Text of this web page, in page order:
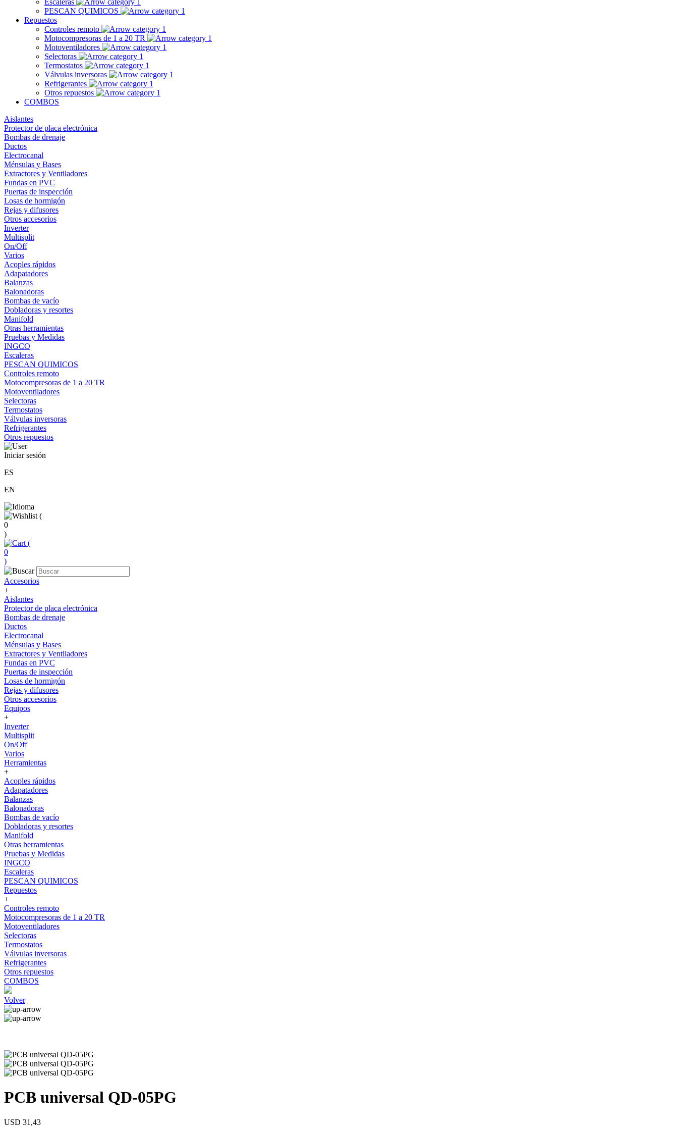
Escaleras
PESCAN QUIMICOS
Repuestos
Controles remoto
Motocompresoras de 1 a 20 TR
Motoventiladores
Selectoras
Termostatos
Válvulas inversoras
Refrigerantes
Otros repuestos
COMBOS
Aislantes
Protector de placa electrónica
Bombas de drenaje
Ductos
Electrocanal
Ménsulas y Bases
Extractores y Ventiladores
Fundas en PVC
Puertas de inspección
Losas de hormigón
Rejas y difusores
Otros accesorios
Inverter
Multisplit
On/Off
Varios
Acoples rápidos
Adapatadores
Balanzas
Balonadoras
Bombas de vacío
Dobladoras y resortes
Manifold
Otras herramientas
Pruebas y Medidas
INGCO
Escaleras
PESCAN QUIMICOS
Controles remoto
Motocompresoras de 1 a 20 TR
Motoventiladores
Selectoras
Termostatos
Válvulas inversoras
Refrigerantes
Otros repuestos
Iniciar sesión
ES
EN
(
0
)
(
0
)
Accesorios
+
Aislantes
Protector de placa electrónica
Bombas de drenaje
Ductos
Electrocanal
Ménsulas y Bases
Extractores y Ventiladores
Fundas en PVC
Puertas de inspección
Losas de hormigón
Rejas y difusores
Otros accesorios
Equipos
+
Inverter
Multisplit
On/Off
Varios
Herramientas
+
Acoples rápidos
Adapatadores
Balanzas
Balonadoras
Bombas de vacío
Dobladoras y resortes
Manifold
Otras herramientas
Pruebas y Medidas
INGCO
Escaleras
PESCAN QUIMICOS
Repuestos
+
Controles remoto
Motocompresoras de 1 a 20 TR
Motoventiladores
Selectoras
Termostatos
Válvulas inversoras
Refrigerantes
Otros repuestos
COMBOS
Volver
PCB universal QD-05PG
USD 31,43